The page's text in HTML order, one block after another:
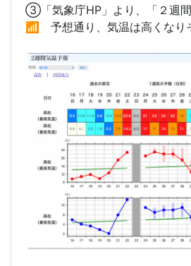
③「気象庁HP」より、「２週
📶 予想通り、気温は高くな